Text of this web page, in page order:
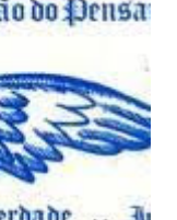
e gostaríamos de
no final
as
estranhem o fato
mais
as perguntas
do que as